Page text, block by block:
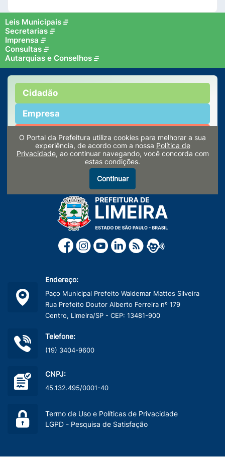
Leis Municipais
Secretarias
Imprensa
Consultas
Autarquias e Conselhos
Cidadão
Empresa
Servidor
Turismo
Endereço:
Paço Municipal Prefeito Waldemar Mattos Silveira
Rua Prefeito Doutor Alberto Ferreira nº 179
Centro, Limeira/SP - CEP: 13481-900
Telefone:
(19) 3404-9600
CNPJ:
45.132.495/0001-40
Termo de Uso e Políticas de Privacidade
LGPD - Pesquisa de Satisfação
O Portal da Prefeitura utiliza cookies para melhorar a sua
experiência, de acordo com a nossa Política de
Privacidade, ao continuar navegando, você concorda com
estas condições.
Continuar